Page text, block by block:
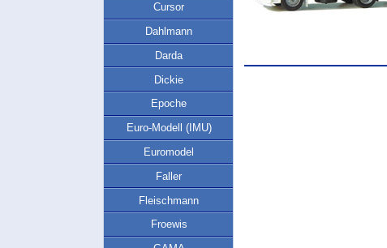
Cursor
Dahlmann
Darda
Dickie
Epoche
Euro-Modell (IMU)
Euromodel
Faller
Fleischmann
Froewis